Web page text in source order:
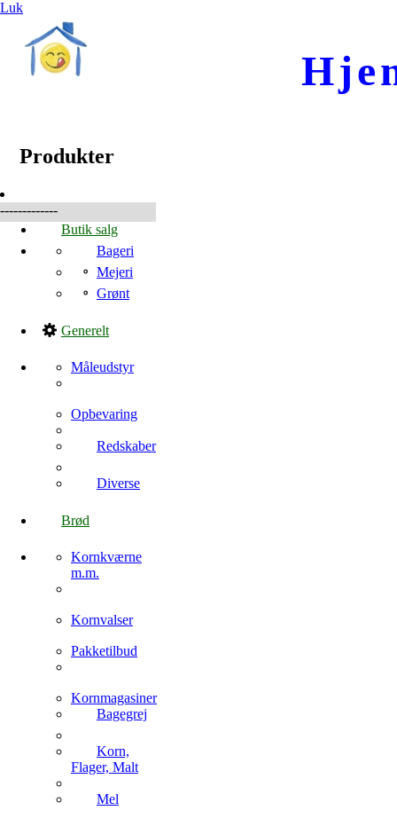
Luk
Produkter
-------------
Butik salg
Bageri
Mejeri
Grønt
Generelt
Måleudstyr
Opbevaring
Redskaber
Diverse
Brød
Kornkværne
m.m.
Kornvalser
Pakketilbud
Kornmagasiner
Bagegrej
Korn,
Flager, Malt
Mel